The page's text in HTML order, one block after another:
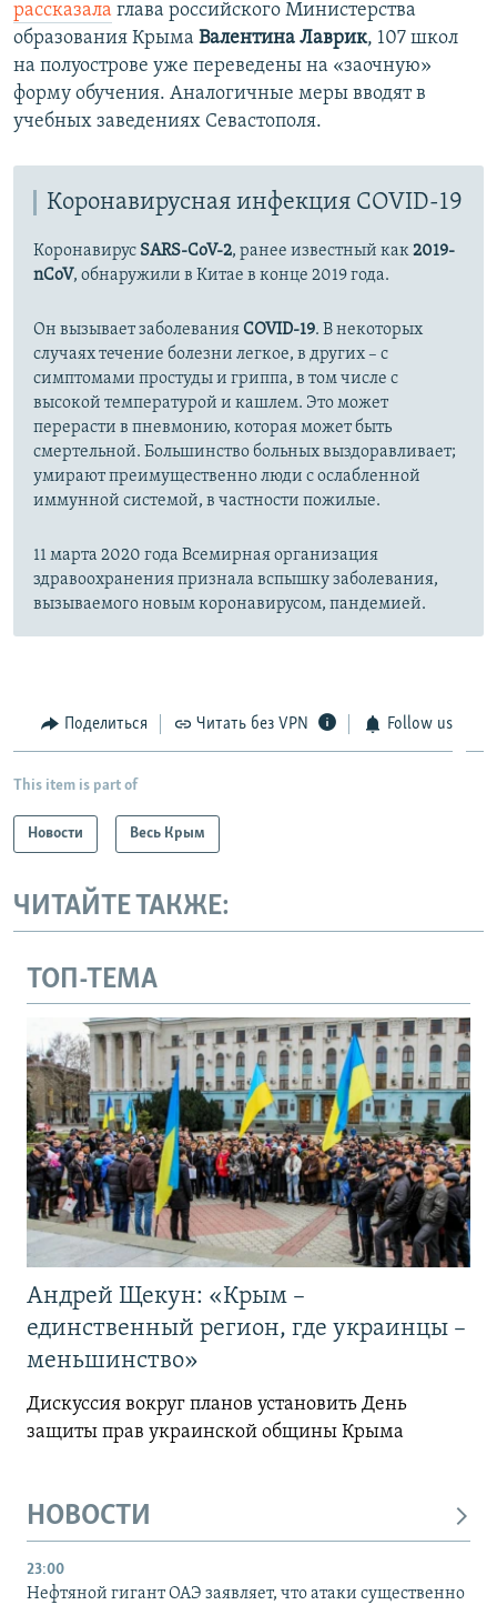
рассказала глава российского Министерства
образования Крыма Валентина Лаврик, 107 школ
на полуострове уже переведены на «заочную»
форму обучения. Аналогичные меры вводят в
учебных заведениях Севастополя.
Коронавирусная инфекция COVID-19
Коронавирус SARS-CoV-2, ранее известный как2019-
nCoV, обнаружили в Китае в конце 2019 года.
Он вызывает заболеванияCOVID-19. В некоторых
случаях течение болезни легкое, в других – с
симптомами простуды и гриппа, в том числе с
высокой температурой и кашлем. Это может
перерасти в пневмонию, которая может быть
смертельной. Большинство больных выздоравливает;
умирают преимущественно люди с ослабленной
иммунной системой, в частности пожилые.
11 марта 2020 года Всемирная организация
здравоохранения признала вспышку заболевания,
вызываемого новым коронавирусом, пандемией.
Поделиться Читать без VPN Follow us
This item is part of
Новости Весь Крым
ЧИТАЙТЕ ТАКЖЕ:
ТОП-ТЕМА
Андрей Щекун: «Крым –
единственный регион, где украинцы –
меньшинство»
Дискуссия вокруг планов установить День
защиты прав украинской общины Крыма
НОВОСТИ
23:00
Нефтяной гигант ОАЭ заявляет, что атаки существенно